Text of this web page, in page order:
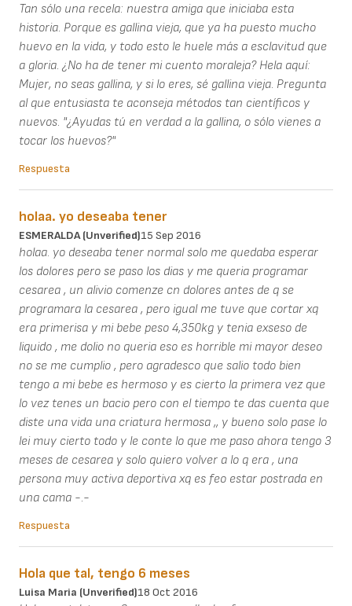
Tan sólo una recela: nuestra amiga que iniciaba esta
historia. Porque es gallina vieja, que ya ha puesto mucho
huevo en la vida, y todo esto le huele más a esclavitud que
a gloria. ¿No ha de tener mi cuento moraleja? Hela aquí:
Mujer, no seas gallina, y si lo eres, sé gallina vieja. Pregunta
al que entusiasta te aconseja métodos tan científicos y
nuevos. "¿Ayudas tú en verdad a la gallina, o sólo vienes a
tocar los huevos?"
Respuesta
holaa. yo deseaba tener
ESMERALDA (unverified)15 Sep 2016
holaa. yo deseaba tener normal solo me quedaba esperar
los dolores pero se paso los dias y me queria programar
cesarea , un alivio comenze cn dolores antes de q se
programara la cesarea , pero igual me tuve que cortar xq
era primerisa y mi bebe peso 4,350kg y tenia exseso de
liquido , me dolio no queria eso es horrible mi mayor deseo
no se me cumplio , pero agradesco que salio todo bien
tengo a mi bebe es hermoso y es cierto la primera vez que
lo vez tenes un bacio pero con el tiempo te das cuenta que
diste una vida una criatura hermosa ,, y bueno solo pase lo
lei muy cierto todo y le conte lo que me paso ahora tengo 3
meses de cesarea y solo quiero volver a lo q era , una
persona muy activa deportiva xq es feo estar postrada en
una cama -.-
Respuesta
Hola que tal, tengo 6 meses
Luisa Maria (unverified)18 Oct 2016